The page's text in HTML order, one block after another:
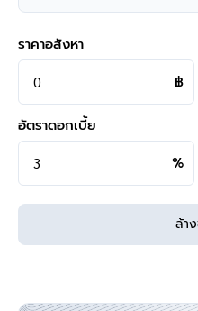
สามารถนัดชมบ้าน หรือสอบถา
-264-4465
คุยไลน์กับบ้านบางกอก >
Instagram >
ดูรายละเอียดเพิ่มเติมได้ที่ >
รีวิวจริงจากลูกค้าได้ที่ :
https://
**ทางบริษัทฯ ขอสงวนสิทธิ์ในกา
>>>แล้วทำไมต้อง
ราคาอสังหา
฿
อัตราดอกเบี้ย
%
ล้า